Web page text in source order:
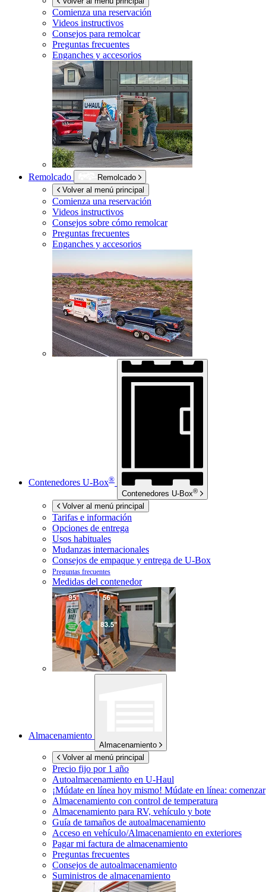
Comienza una reservación
Videos instructivos
Consejos para remolcar
Preguntas frecuentes
Enganches y accesorios
Remolcado
Remolcado
Volver al menú principal
Comienza una reservación
Videos instructivos
Consejos sobre cómo remolcar
Preguntas frecuentes
Enganches y accesorios
Contenedores U-Box®
Contenedores U-Box®
Volver al menú principal
Tarifas e información
Opciones de entrega
Usos habituales
Mudanzas internacionales
Consejos de empaque y entrega de U-Box
Preguntas frecuentes
Medidas del contenedor
Almacenamiento
Almacenamiento
Volver al menú principal
Precio fijo por 1 año
Autoalmacenamiento en U-Haul
¡Múdate en línea hoy mismo! Múdate en línea: comenzar
Almacenamiento con control de temperatura
Almacenamiento para RV, vehículo y bote
Guía de tamaños de autoalmacenamiento
Acceso en vehículo/Almacenamiento en exteriores
Pagar mi factura de almacenamiento
Preguntas frecuentes
Consejos de autoalmacenamiento
Suministros de almacenamiento